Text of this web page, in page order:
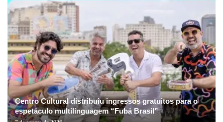
Centro Cultural distribuiu ingressos gratuitos para o
espetáculo multilinguagem “Fubá Brasil”